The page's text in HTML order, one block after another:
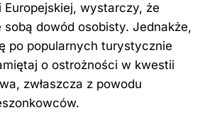
wystarczy, że
sobą dowód osobisty. Jednakże,
po popularnych turystycznie
o ostrożności w kwestii
zwłaszcza z powodu